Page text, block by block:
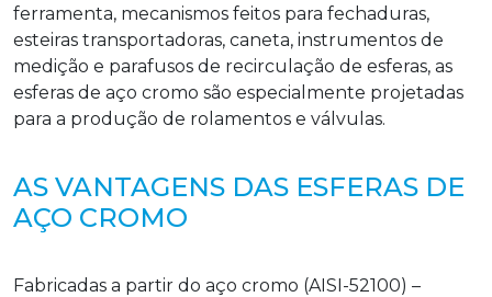
ferramenta, mecanismos feitos para fechaduras,
esteiras transportadoras, caneta, instrumentos de
medição e parafusos de recirculação de esferas, as
esferas de aço cromo são especialmente projetadas
para a produção de rolamentos e válvulas.
AS VANTAGENS DAS ESFERAS DE
AÇO CROMO
Fabricadas a partir do aço cromo (AISI-52100) –